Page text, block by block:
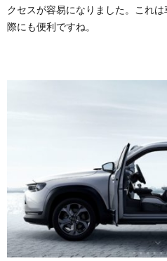
クセスが容易になりました。これ
際にも便利ですね。